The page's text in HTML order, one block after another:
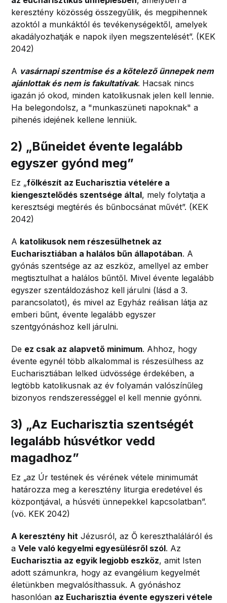
keresztény közösség összegyűlik, és megpihennek
azoktól a munkáktól és tevékenységektől, amelyek
akadályozhatják e napok ilyen megszentelését”. (KEK
2042)
A vasárnapi szentmise és a kötelező ünnepek nem
ajánlottak és nem is fakultatívak. Hacsak nincs
igazán jó okod, minden katolikusnak jelen kell lennie.
Ha belegondolsz, a "munkaszüneti napoknak" a
pihenés idejének kellene lenniük.
2) „Bűneidet évente legalább
egyszer gyónd meg”
Ez „fölkészít az Eucharisztia vételére a
kiengesztelődés szentsége által, mely folytatja a
keresztségi megtérés és bűnbocsánat művét”. (KEK
2042)
A katolikusok nem részesülhetnek az
Eucharisztiában a halálos bűn állapotában. A
gyónás szentsége az az eszköz, amellyel az ember
megtisztulhat a halálos bűntől. Mivel évente legalább
egyszer szentáldozáshoz kell járulni (lásd a 3.
parancsolatot), és mivel az Egyház reálisan látja az
emberi bűnt, évente legalább egyszer
szentgyónáshoz kell járulni.
De ez csak az alapvető minimum. Ahhoz, hogy
évente egynél több alkalommal is részesülhess az
Eucharisztiában lelked üdvössége érdekében, a
legtöbb katolikusnak az év folyamán valószínűleg
bizonyos rendszerességgel el kell mennie gyónni.
3) „Az Eucharisztia szentségét
legalább húsvétkor vedd
magadhoz”
Ez „az Úr testének és vérének vétele minimumát
határozza meg a keresztény liturgia eredetével és
központjával, a húsvéti ünnepekkel kapcsolatban”.
(vö. KEK 2042)
A keresztény hit Jézusról, az Ő kereszthaláláról és
aVele való kegyelmi egyesülésről szól. Az
Eucharisztia az egyik legjobb eszköz, amit Isten
adott számunkra, hogy az evangélium kegyelmét
életünkben megvalósíthassuk. A gyónáshoz
hasonlóan az Eucharisztia évente egyszeri vétele